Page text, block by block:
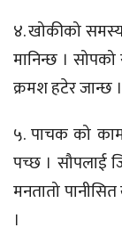
४. खोकीको
मानिन्छ ।
क्रमश हटेर जान्छ ।
५. पाचक को
पच्छ । सौपलाई
मनतातो
।